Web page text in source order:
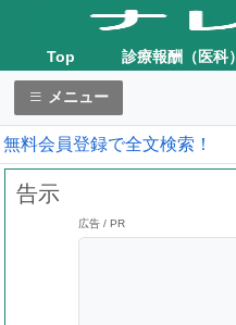
Top 診療報酬（医科）
メニュー
無料会員登録で全文検索！
告示
広告 / PR